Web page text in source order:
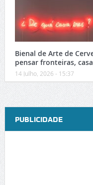
Bienal de Arte de
pensar fronteiras,
14 Julho, 2026 - 15:37
PUBLICIDADE